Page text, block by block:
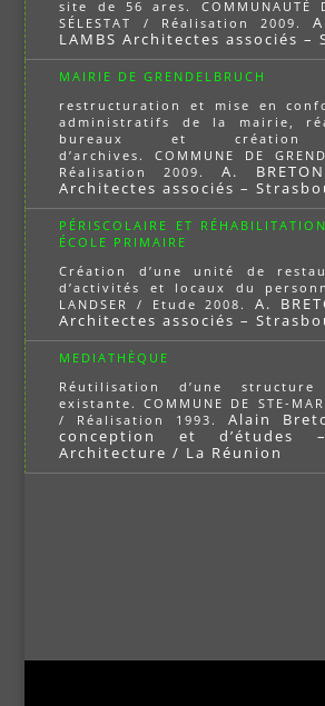
site de 56 ares. COMMUNAUTÉ
SÉLESTAT / Réalisation 2009.
LAMBS Architectes associés –
MAIRIE DE GRENDELBRUCH
restructuration et mise en
administratifs de la mairie,
bureaux et création
d’archives. COMMUNE DE
Réalisation 2009.A.
Architectes associés –
PÉRISCOLAIRE ET
ÉCOLE PRIMAIRE
Création d’une unité de
d’activités et locaux du
LANDSER / Etude 2008. A.
Architectes associés –
MEDIATHÈQUE
Réutilisation d’une
existante. COMMUNE DE STE-
/ Réalisation 1993.Alain
conception et d’études
Architecture / La Réunion